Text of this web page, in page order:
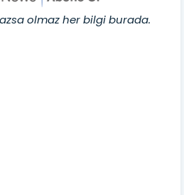
olmaz her bilgi burada.